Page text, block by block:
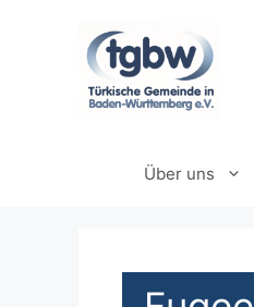
Über uns